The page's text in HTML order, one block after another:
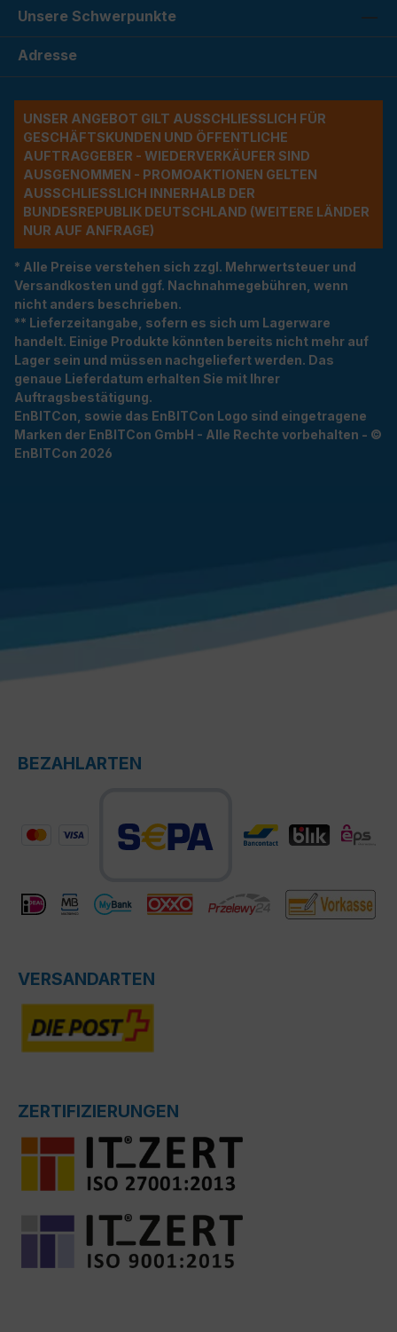
Unsere Schwerpunkte
Adresse
UNSER ANGEBOT GILT AUSSCHLIESSLICH FÜR G
ESCHÄFTSKUNDEN UND ÖFFENTLICHE A
UFTRAGGEBER - WIEDERVERKÄUFER SIND A
USGENOMMEN - PROMOAKTIONEN GELTEN A
USSCHLIESSLICH INNERHALB DER BU
NDESREPUBLIK DEUTSCHLAND (WEITERE LÄNDER NU
R AUF ANFRAGE)
* Alle Preise verstehen sich zzgl. Mehrwertsteuer und
Versandkosten und ggf. Nachnahmegebühren, wenn
nicht anders beschrieben.
** Lieferzeitangabe, sofern es sich um Lagerware
handelt. Einige Produkte könnten bereits nicht mehr auf
Lager sein und müssen nachgeliefert werden. Das
genaue Lieferdatum erhalten Sie mit Ihrer
Auftragsbestätigung.
EnBITCon, sowie das EnBITCon Logo sind eingetragene
Marken der EnBITCon GmbH - Alle Rechte vorbehalten - ©
EnBITCon 2026
BEZAHLARTEN
VERSANDARTEN
ZERTIFIZIERUNGEN